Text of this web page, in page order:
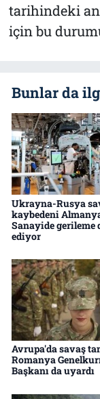
tarihindeki
için bu
Bunlar da
Ukrayna-Rusya
kaybedeni
Sanayide gerileme
ediyor
Avrupa'da savaş
Romanya
Başkanı da uyardı